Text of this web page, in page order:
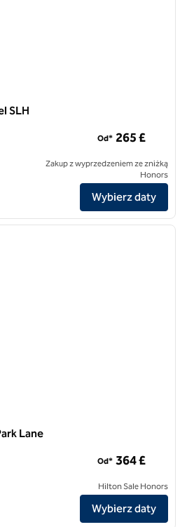
SLH
Mayfair, SLH Hotel
Od* 265 £
Zakup z wyprzedzeniem ze zniżką
Honors
Wybierz daty
1/12
Lane
Hilton na Park Lane
Od* 364 £
Hilton Sale Honors
Wybierz daty